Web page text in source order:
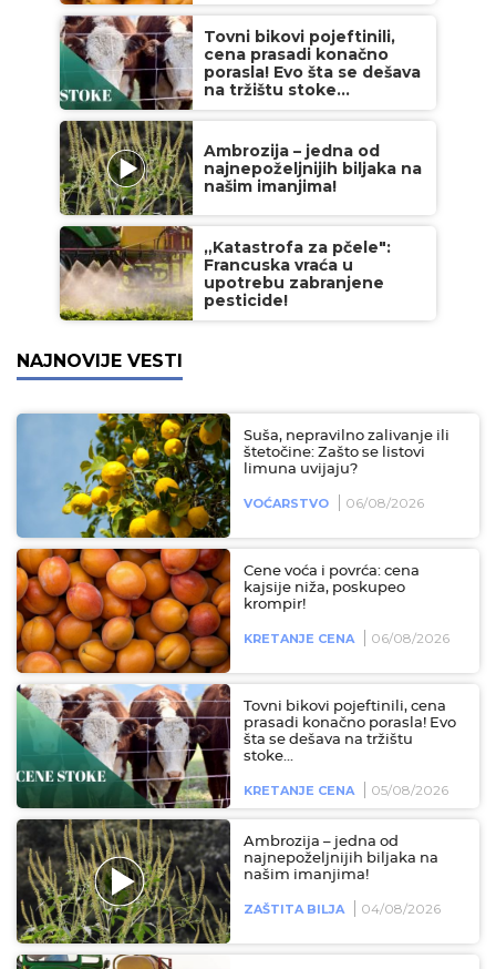
Tovni bikovi pojeftinili,
cena prasadi konačno
porasla! Evo šta se dešava
na tržištu stoke...
Ambrozija – jedna od
najnepoželjnijih biljaka na
našim imanjima!
„Katastrofa za pčele":
Francuska vraća u
upotrebu zabranjene
pesticide!
NAJNOVIJE VESTI
Suša, nepravilno zalivanje ili
štetočine: Zašto se listovi
limuna uvijaju?
VOĆARSTVO 06/08/2026
Cene voća i povrća: cena
kajsije niža, poskupeo
krompir!
KRETANJE CENA 06/08/2026
Tovni bikovi pojeftinili, cena
prasadi konačno porasla! Evo
šta se dešava na tržištu
stoke...
KRETANJE CENA 05/08/2026
Ambrozija – jedna od
najnepoželjnijih biljaka na
našim imanjima!
ZAŠTITA BILJA 04/08/2026